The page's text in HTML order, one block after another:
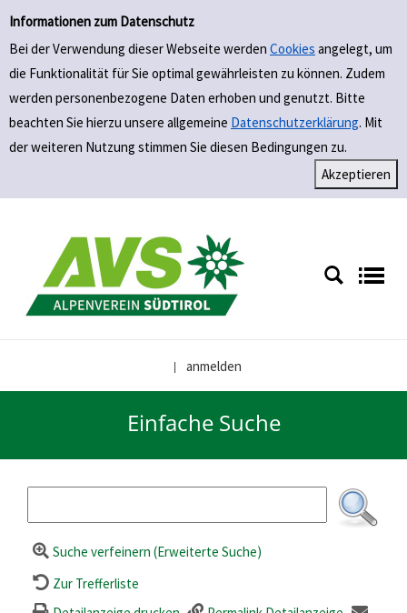
Einfache Suche
Informationen zum Datenschutz
Bei der Verwendung dieser Webseite werden Cookies angelegt, um
die Funktionalität für Sie optimal gewährleisten zu können. Zudem
werden personenbezogene Daten erhoben und genutzt. Bitte
beachten Sie hierzu unsere allgemeine Datenschutzerklärung. Mit
der weiteren Nutzung stimmen Sie diesen Bedingungen zu.
Zur Detailanzeige springen
anmelden
Einfache Suche
Suche verfeinern (Erweiterte Suche)
Zur Trefferliste